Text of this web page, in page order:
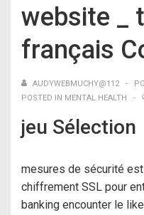
website _
français
AUDYWEBMUCHY@112
POSTED IN MENTAL HEALTH
jeu Sélection
mesures de sécurité
chiffrement SSL pour
banking encounter le